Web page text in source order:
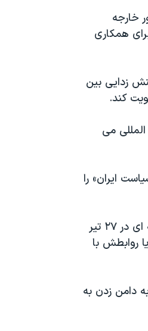
خارجه
همکاری
زدایی بین
کند.
می
ایران» را
مقامات کشورهای عرب حاشیه خلیج فارس با نگرانی به سخنان آیت الله خامنه ای در ۲۷ تیر
روابطش با
دامن زدن به